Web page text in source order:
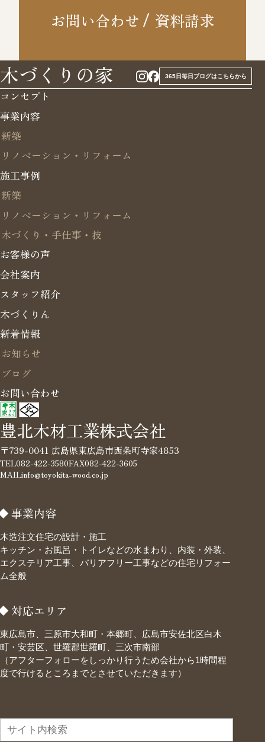
お問い合わせ 資料請求
木づくりの家 365日毎日ブログはこちらから
コンセプト
事業内容
新築
リノベーション・リフォーム
施工事例
新築
リノベーション・リフォーム
木づくり・手仕事・技
お客様の声
会社案内
スタッフ紹介
木づくりん
新着情報
お知らせ
ブログ
お問い合わせ
豊北木材工業株式会社
〒739-0041 広島県東広島市西条町寺家4853
TEL082-422-3580FAX082-422-3605
MAILinfo@toyokita-wood.co.jp
事業内容
木造注文住宅の設計・施工
キッチン・お風呂・トイレなどの水まわり、内装・外装、
エクステリア工事、バリアフリー工事などの住宅リフォー
ム全般
対応エリア
東広島市、三原市大和町・本郷町、広島市安佐北区白木
町・安芸区、世羅郡世羅町、三次市南部
（アフターフォローをしっかり行うため会社から1時間程
度で行けるところまでとさせていただきます）